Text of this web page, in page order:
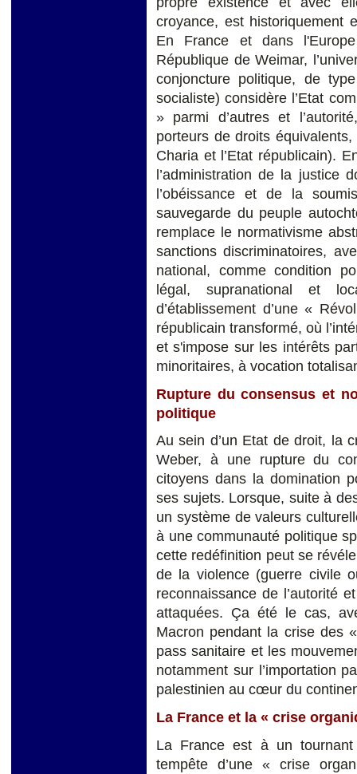
croyance, est historiquement
En France et dans
République de Weimar,
conjoncture politique, de
socialiste) considère l’Etat
» parmi d’autres et
porteurs de droits
Charia et l’Etat républicain).
l’administration de la justice
l’obéissance et de la
sauvegarde du peuple
remplace le normativisme
sanctions discriminatoires,
national, comme condition
légal, supranational et
d’établissement d’une «
républicain transformé, où
et s'impose sur les intérêts
minoritaires, à vocation
Rupture du consensus et
politique
Au sein d’un Etat de droit, la
Weber, à une rupture du
citoyens dans la domination
ses sujets. Lorsque, suite à
un système de valeurs
à une communauté politique
cette redéfinition peut se
de la violence (guerre civile
reconnaissance de l’autorité
attaquées. Ça été le cas,
Macron pendant la crise des
pass sanitaire et les
notamment sur l’importation
palestinien au cœur du
La France et la « crise
La France est à un
tempête d’une « crise